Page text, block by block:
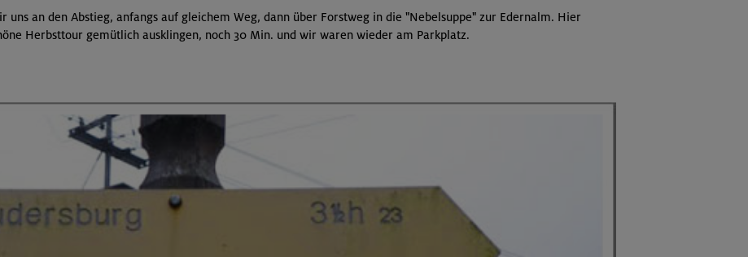
uns an den Abstieg, anfangs auf gleichem Weg, dann über Forstweg in die "Nebelsuppe" zur Edernalm. Hier
Herbsttour gemütlich ausklingen, noch 30 Min. und wir waren wieder am Parkplatz.